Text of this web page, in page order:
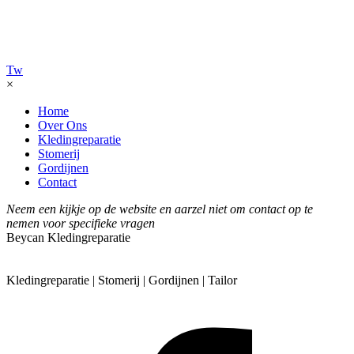
Tw
×
Home
Over Ons
Kledingreparatie
Stomerij
Gordijnen
Contact
Neem een kijkje op de website en aarzel niet om contact op te
nemen voor specifieke vragen
Beycan Kledingreparatie
Kledingreparatie | Stomerij | Gordijnen | Tailor